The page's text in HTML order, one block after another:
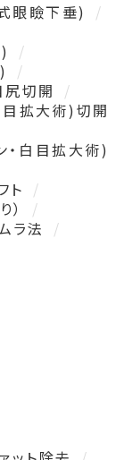
眼瞼下垂)
尻切開
目拡大術)切開
・白目拡大術)
ト
ラ法